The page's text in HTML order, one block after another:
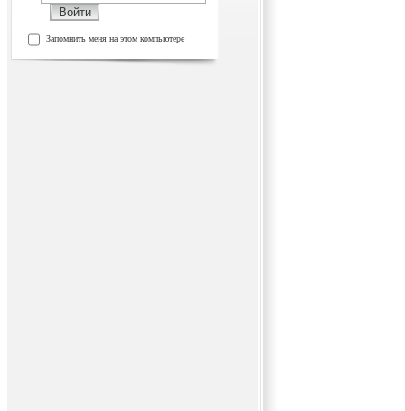
Запомнить меня на этом компьютере